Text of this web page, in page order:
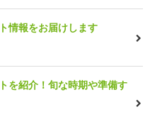
情報をお届けします
を紹介！旬な時期や準備す